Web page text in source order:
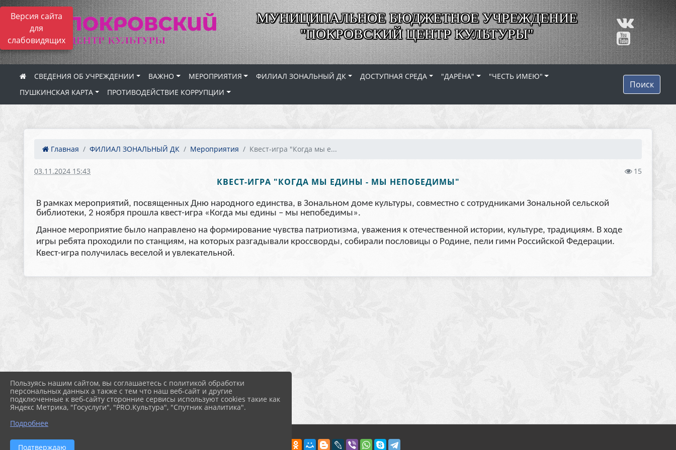
Версия сайта
для
слабовидящих
МУНИЦИПАЛЬНОЕ БЮДЖЕТНОЕ УЧРЕЖДЕНИЕ
"ПОКРОВСКИЙ ЦЕНТР КУЛЬТУРЫ"
СВЕДЕНИЯ ОБ УЧРЕЖДЕНИИ ВАЖНО МЕРОПРИЯТИЯ ФИЛИАЛ ЗОНАЛЬНЫЙ ДК ДОСТУПНАЯ СРЕДА "ДАРЁНА"
"ЧЕСТЬ ИМЕЮ"
ПУШКИНСКАЯ КАРТА
ПРОТИВОДЕЙСТВИЕ КОРРУПЦИИ
Поиск
Главная ФИЛИАЛ ЗОНАЛЬНЫЙ ДК Мероприятия Квест-игра "Когда мы е...
03.11.2024 15:43 15
КВЕСТ-ИГРА "КОГДА МЫ ЕДИНЫ - МЫ НЕПОБЕДИМЫ"
В рамках мероприятий, посвященных Дню народного единства, в Зональном доме культуры, совместно с сотрудниками Зональной сельской
библиотеки, 2 ноября прошла квест-игра «Когда мы едины – мы непобедимы».
Данное мероприятие было направлено на формирование чувства патриотизма, уважения к отечественной истории, культуре, традициям. В ходе
игры ребята проходили по станциям, на которых разгадывали кроссворды, собирали пословицы о Родине, пели гимн Российской Федерации.
Квест-игра получилась веселой и увлекательной.
Пользуясь нашим сайтом, вы соглашаетесь с политикой обработки
персональных данных а также с тем что наш веб-сайт и другие
подключенные к веб-сайту сторонние сервисы используют cookies такие как
Яндекс Метрика, "Госуслуги", "PRO.Культура", "Спутник аналитика".
Подробнее
Подтверждаю